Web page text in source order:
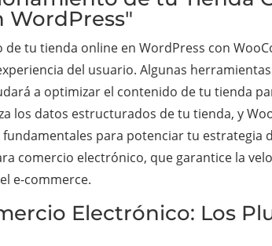
WordPress"
tu tienda online en WordPress con
del usuario. Algunas
a optimizar el contenido de tu tienda
los datos estructurados de tu tienda, y
para potenciar tu
comercio electrónico, que garantice la
e-commerce.
Electrónico: Los